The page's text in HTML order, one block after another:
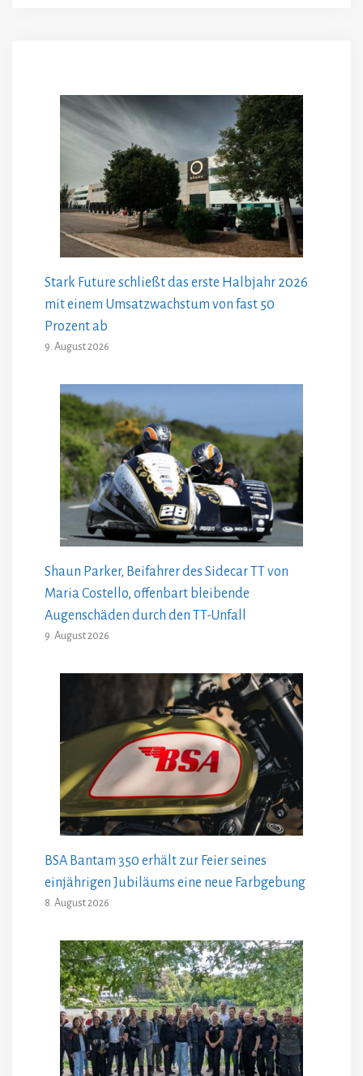
Stark Future schließt das erste Halbjahr 2026
mit einem Umsatzwachstum von fast 50
Prozent ab
9. August 2026
Shaun Parker, Beifahrer des Sidecar TT von
Maria Costello, offenbart bleibende
Augenschäden durch den TT-Unfall
9. August 2026
BSA Bantam 350 erhält zur Feier seines
einjährigen Jubiläums eine neue Farbgebung
8. August 2026